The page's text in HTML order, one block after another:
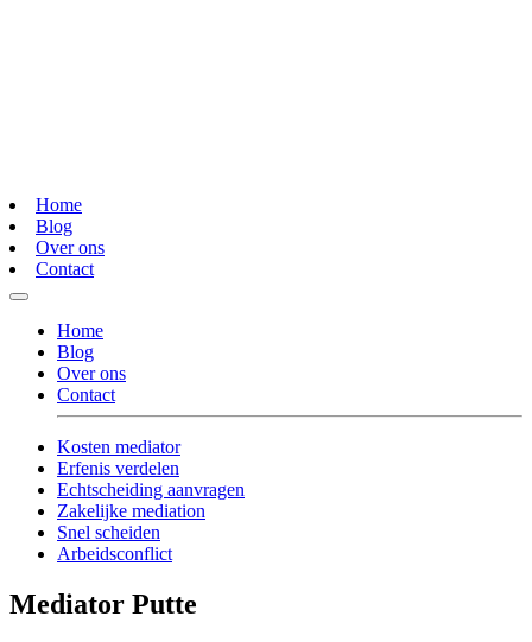
Home
Blog
Over ons
Contact
Home
Blog
Over ons
Contact
Kosten mediator
Erfenis verdelen
Echtscheiding aanvragen
Zakelijke mediation
Snel scheiden
Arbeidsconflict
Mediator Putte